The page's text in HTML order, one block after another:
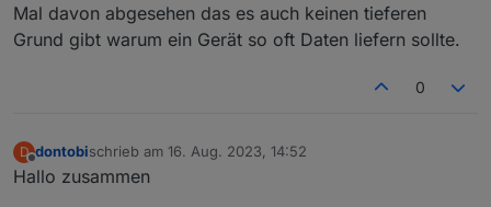
Mal davon abgesehen das es auch keinen tieferen
Grund gibt warum ein Gerät so oft Daten liefern sollte.
0
D
Offline
dontobischrieb am 16. Aug. 2023, 14:52
zuletzt editiert von
Hallo zusammen